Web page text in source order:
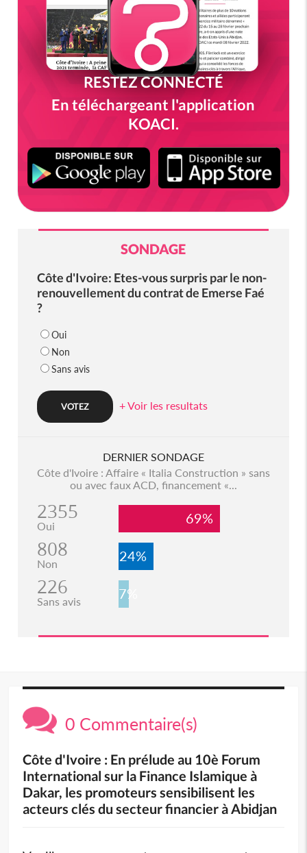
RESTEZ CONNECTÉ
En téléchargeant l'application
KOACI.
SONDAGE
Côte d'Ivoire: Etes-vous surpris par le non-
renouvellement du contrat de Emerse Faé
?
Oui
Non
Sans avis
+ Voir les resultats
DERNIER SONDAGE
Côte d'Ivoire : Affaire « Italia Construction » sans
ou avec faux ACD, financement «...
2355
Oui 69%
808
Non 24%
226
Sans avis 7%
0 Commentaire(s)
Côte d'Ivoire : En prélude au 10è Forum
International sur la Finance Islamique à
Dakar, les promoteurs sensibilisent les
acteurs clés du secteur financier à Abidjan